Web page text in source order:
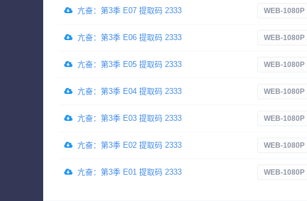
亢奋：第3季 E07 提取码 2333 WEB-1080P
亢奋：第3季 E06 提取码 2333 WEB-1080P
亢奋：第3季 E05 提取码 2333 WEB-1080P
亢奋：第3季 E04 提取码 2333 WEB-1080P
亢奋：第3季 E03 提取码 2333 WEB-1080P
亢奋：第3季 E02 提取码 2333 WEB-1080P
亢奋：第3季 E01 提取码 2333 WEB-1080P